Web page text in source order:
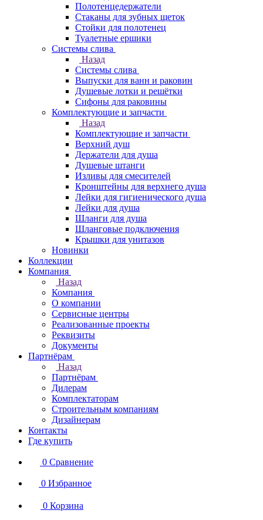
Полотенцедержатели
Стаканы для зубных щеток
Стойки для полотенец
Туалетные ершики
Системы слива
Назад
Системы слива
Выпуски для ванн и раковин
Душевые лотки и решётки
Сифоны для раковины
Комплектующие и запчасти
Назад
Комплектующие и запчасти
Верхний душ
Держатели для душа
Душевые штанги
Изливы для смесителей
Кронштейны для верхнего душа
Лейки для гигиенического душа
Лейки для душа
Шланги для душа
Шланговые подключения
Крышки для унитазов
Новинки
Коллекции
Компания
Назад
Компания
О компании
Сервисные центры
Реализованные проекты
Реквизиты
Документы
Партнёрам
Назад
Партнёрам
Дилерам
Комплектаторам
Строительным компаниям
Дизайнерам
Контакты
Где купить
0 Сравнение
0 Избранное
0 Корзина